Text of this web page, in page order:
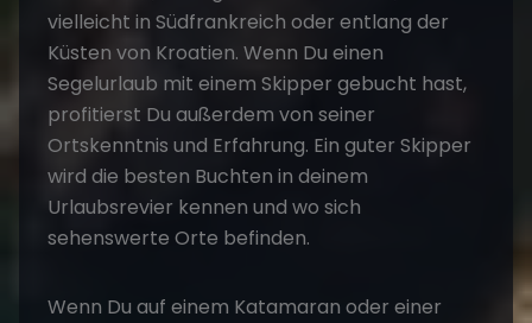
vielleicht in Südfrankreich oder entlang der
Küsten von Kroatien. Wenn Du einen
Segelurlaub mit einem Skipper gebucht hast,
profitierst Du außerdem von seiner
Ortskenntnis und Erfahrung. Ein guter Skipper
wird die besten Buchten in deinem
Urlaubsrevier kennen und wo sich
sehenswerte Orte befinden.
Wenn Du auf einem Katamaran oder einer